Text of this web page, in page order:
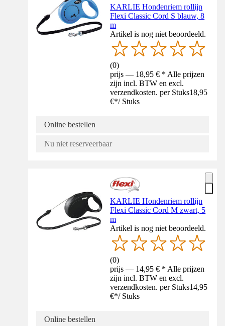
KARLIE Hondenriem rollijn
Flexi Classic Cord S blauw, 8
m
Artikel is nog niet beoordeeld.
(0)
prijs — 18,95 € * Alle prijzen
zijn incl. BTW en excl.
verzendkosten. per Stuks18,95
€*/ Stuks
Online bestellen
Nu niet reserveerbaar
KARLIE Hondenriem rollijn
Flexi Classic Cord M zwart, 5
m
Artikel is nog niet beoordeeld.
(0)
prijs — 14,95 € * Alle prijzen
zijn incl. BTW en excl.
verzendkosten. per Stuks14,95
€*/ Stuks
Online bestellen